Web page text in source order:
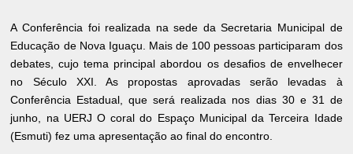
A Conferência foi realizada na sede da Secretaria Municipal de
Educação de Nova Iguaçu. Mais de 100 pessoas participaram dos
debates, cujo tema principal abordou os desafios de envelhecer
no Século XXI. As propostas aprovadas serão levadas à
Conferência Estadual, que será realizada nos dias 30 e 31 de
junho, na UERJ O coral do Espaço Municipal da Terceira Idade
(Esmuti) fez uma apresentação ao final do encontro.